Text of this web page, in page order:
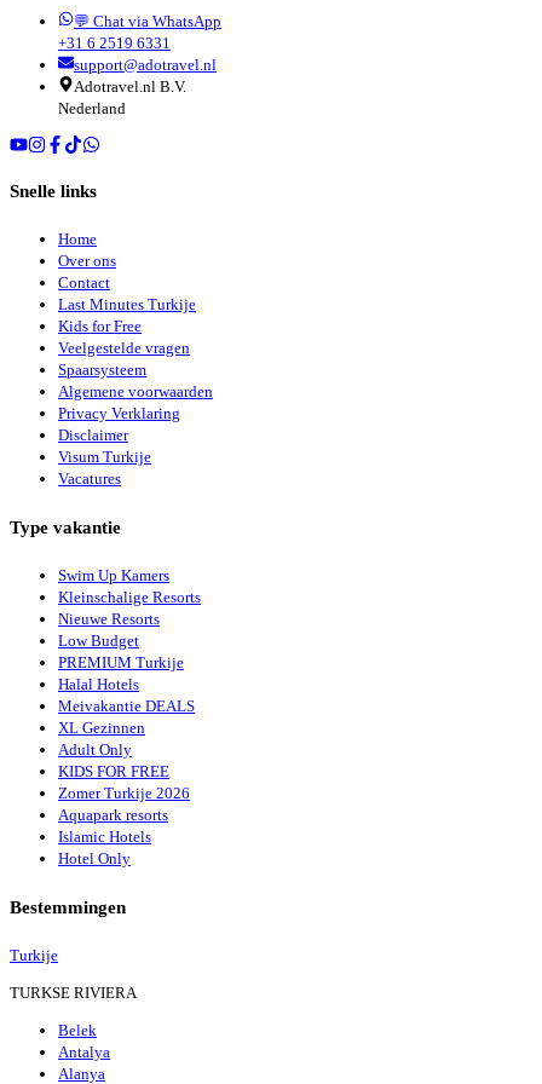
💬 Chat via WhatsApp
+31 6 2519 6331
support@adotravel.nl
Adotravel.nl B.V.
Nederland
Snelle links
Home
Over ons
Contact
Last Minutes Turkije
Kids for Free
Veelgestelde vragen
Spaarsysteem
Algemene voorwaarden
Privacy Verklaring
Disclaimer
Visum Turkije
Vacatures
Type vakantie
Swim Up Kamers
Kleinschalige Resorts
Nieuwe Resorts
Low Budget
PREMIUM Turkije
Halal Hotels
Meivakantie DEALS
XL Gezinnen
Adult Only
KIDS FOR FREE
Zomer Turkije 2026
Aquapark resorts
Islamic Hotels
Hotel Only
Bestemmingen
Turkije
TURKSE RIVIERA
Belek
Antalya
Alanya